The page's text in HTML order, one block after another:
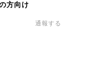
方向け
通報する